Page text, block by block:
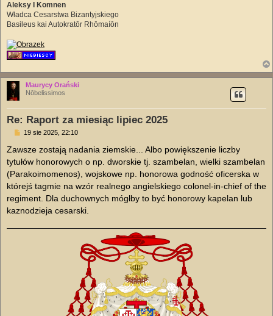
Aleksy I Komnen
Władca Cesarstwa Bizantyjskiego
Basileus kai Autokratōr Rhōmaíōn
Maurycy Orański
Nōbelissimos
Re: Raport za miesiąc lipiec 2025
P
s
19 sie 2025, 22:10
Zawsze zostają nadania ziemskie... Albo powiększenie liczby
tytułów honorowych o np. dworskie tj. szambelan, wielki szambelan
(Parakoimomenos), wojskowe np. honorowa godność oficerska w
którejś tagmie na wzór realnego angielskiego colonel-in-chief of the
regiment. Dla duchownych mógłby to być honorowy kapelan lub
kaznodzieja cesarski.